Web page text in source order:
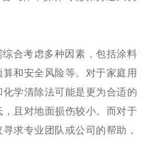
合考虑多种因素，包括涂料
和安全风险等。对于家庭用
学清除法可能是更为合适的
且对地面损伤较小。而对于
求专业团队或公司的帮助，